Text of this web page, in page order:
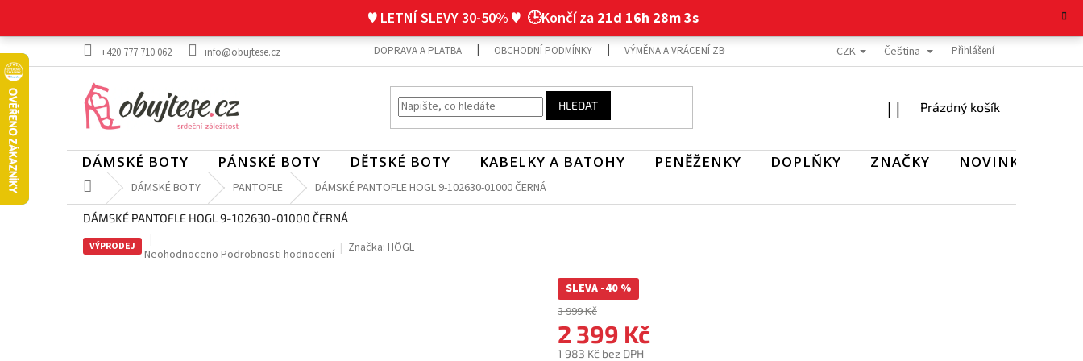
obsah
♥ LETNÍ SLEVY 30-50% ♥ 🕒Končí za 21d 16h 28m 2s
+420 777 710 062 info@obujtese.cz DOPRAVA A PLATBA OBCHODNÍ PODMÍNKY VÝMĚNA A VRÁCENÍ ZBOŽÍ REKLAMAČNÍ ŘÁD OCHRANA OSOBNÍCH ÚDAJŮ
CZK Čeština Přihlášení
HLEDAT
NÁKUPNÍ
Prázdný košík
DÁMSKÉ BOTY PÁNSKÉ BOTY DĚTSKÉ BOTY KABELKY A BATOHY PENĚŽENKY DOPLŇKY ZNAČKY NOVINKY
Domů DÁMSKÉ BOTY PANTOFLE DÁMSKÉ PANTOFLE HOGL 9-102630-01000 ČERNÁ
DÁMSKÉ PANTOFLE HOGL 9-102630-01000 ČERNÁ
VÝPRODEJ
Průměrné
Neohodnoceno Podrobnosti hodnocení Značka: HÖGL
SLEVA -40 %
3 999 Kč
2 399 Kč
1 983 Kč bez DPH